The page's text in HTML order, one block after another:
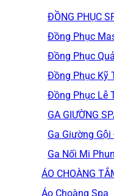
ĐỒNG PHỤC
Đồng Phục
Đồng Phục
Đồng Phục Kỹ
Đồng Phục Lễ
GA GIƯỜNG
Ga Giường
Ga Nối Mi
ÁO CHOÀNG
Áo Choàng Spa